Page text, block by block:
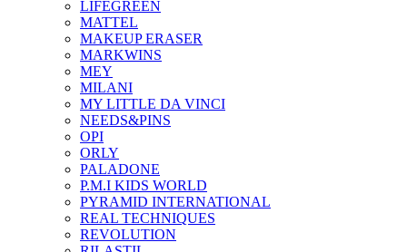
LIFEGREEN
MATTEL
MAKEUP ERASER
MARKWINS
MEY
MILANI
MY LITTLE DA VINCI
NEEDS&PINS
OPI
ORLY
PALADONE
P.M.I KIDS WORLD
PYRAMID INTERNATIONAL
REAL TECHNIQUES
REVOLUTION